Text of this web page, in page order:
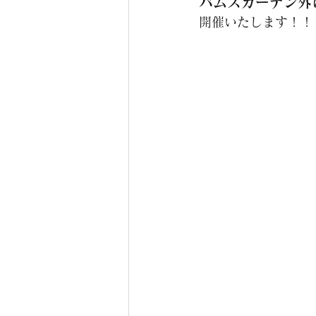
開催いたします！！